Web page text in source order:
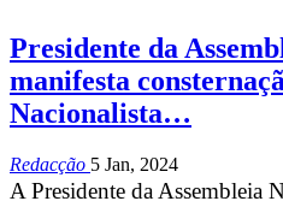
Presidente da
manifesta
Nacionalista…
Redacção 5 Jan, 2024
A Presidente da Assembleia